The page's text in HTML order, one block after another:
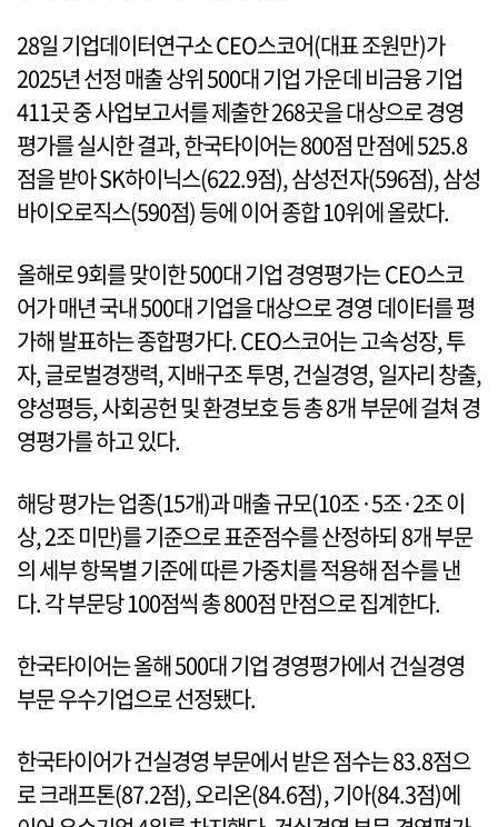
28일 기업데이터연구소 CEO스코어(대표 조원만)가
2025년 선정 매출 상위 500대 기업 가운데 비금융 기업
411곳 중 사업보고서를 제출한 268곳을 대상으로 경영
평가를 실시한 결과, 한국타이어는 800점 만점에 525.8
점을 받아 SK하이닉스(622.9점), 삼성전자(596점), 삼성
바이오로직스(590점) 등에 이어 종합 10위에 올랐다.
올해로 9회를 맞이한 500대 기업 경영평가는 CEO스코
어가 매년 국내 500대 기업을 대상으로 경영 데이터를 평
가해 발표하는 종합평가다. CEO스코어는 고속성장, 투
자, 글로벌경쟁력, 지배구조 투명, 건실경영, 일자리 창출,
양성평등, 사회공헌 및 환경보호 등 총 8개 부문에 걸쳐 경
영평가를 하고 있다.
해당 평가는 업종(15개)과 매출 규모(10조·5조·2조 이
상, 2조 미만)를 기준으로 표준점수를 산정하되 8개 부문
의 세부 항목별 기준에 따른 가중치를 적용해 점수를 낸
다. 각 부문당 100점씩 총 800점 만점으로 집계한다.
한국타이어는 올해 500대 기업 경영평가에서 건실경영
부문 우수기업으로 선정됐다.
한국타이어가 건실경영 부문에서 받은 점수는 83.8점으
로 크래프톤(87.2점), 오리온(84.6점), 기아(84.3점)에